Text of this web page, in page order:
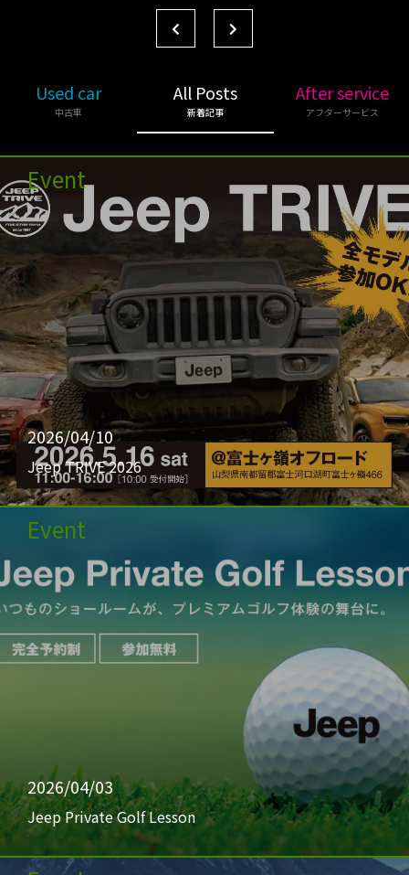
Used car
中古車
All Posts
新着記事
After service
アフターサービス
Event
2026/04/10
Jeep TRIVE 2026
Event
2026/04/03
Jeep Private Golf Lesson